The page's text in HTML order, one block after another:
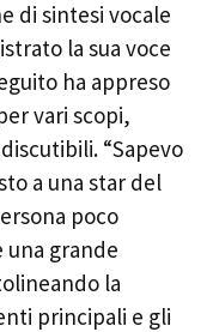
di sintesi vocale
la sua voce
ha appreso
vari scopi,
“Sapevo
a una star del
poco
una grande
la
principali e gli